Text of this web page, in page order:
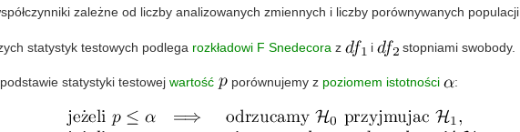
zależne od liczby analizowanych zmiennych i liczby porównywanych populacji.
statystyk testowych podlega rozkładowi F Snedecora z i stopniami swobody.
statystyki testowej wartość porównujemy z poziomem istotności :